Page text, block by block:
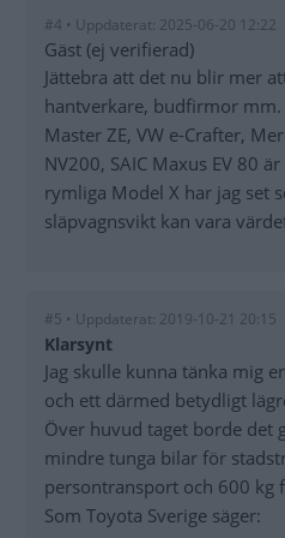
#4 • Uppdaterat: 2025-06-20 12:22
Gäst (ej verifierad)
Jättebra att det nu blir mer
hantverkare, budfirmor mm.
Master ZE, VW e-Crafter,
NV200, SAIC Maxus EV 80
rymliga Model X har jag set
släpvagnsvikt kan vara
#5 • Uppdaterat: 2019-10-21 20:15
Klarsynt
Jag skulle kunna tänka mig
och ett därmed betydligt
Över huvud taget borde det
mindre tunga bilar för
persontransport och 600 kg
Som Toyota Sverige säger: